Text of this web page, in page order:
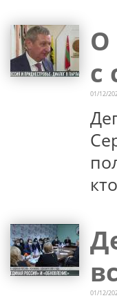
О
с
01/12/
01/12/